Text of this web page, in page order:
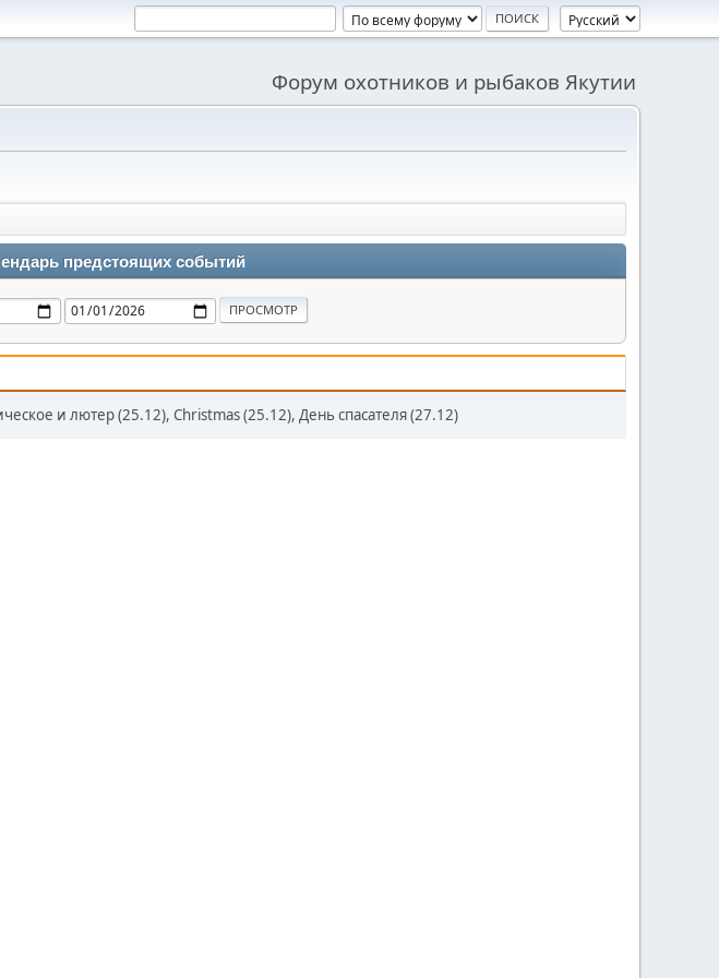
Форум охотников и рыбаков Якутии
предстоящих событий
и лютер (25.12), Christmas (25.12), День спасателя (27.12)